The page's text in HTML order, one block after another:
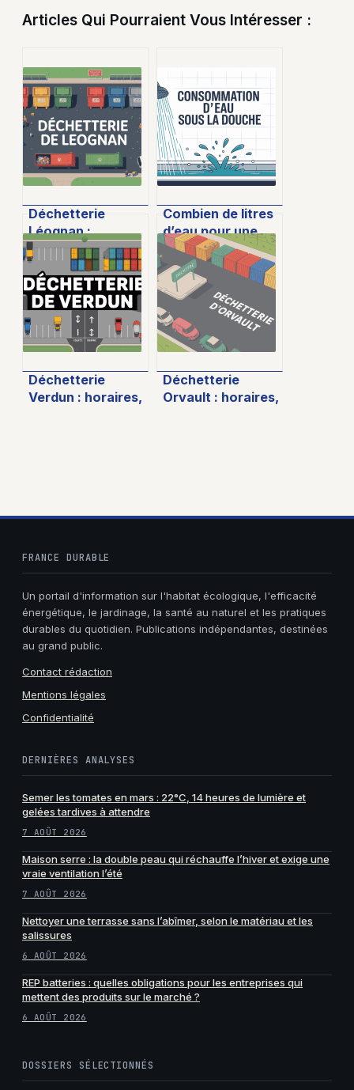
Articles Qui Pourraient Vous Intéresser :
Déchetterie
Léognan :
horaires, accès,
déchets
acceptés,
conseils pratiques
Combien de litres
d’eau pour une
douche : chiffres
essentiels et
astuces pour
réduire sa
consommation
Déchetterie
Verdun : horaires,
Déchetterie
Orvault : horaires,
FRANCE DURABLE
Un portail d'information sur l'habitat écologique, l'efficacité
énergétique, le jardinage, la santé au naturel et les pratiques
durables du quotidien. Publications indépendantes, destinées
au grand public.
Contact rédaction
Mentions légales
Confidentialité
DERNIÈRES ANALYSES
Semer les tomates en mars : 22°C, 14 heures de lumière et
gelées tardives à attendre
7 AOÛT 2026
Maison serre : la double peau qui réchauffe l’hiver et exige une
vraie ventilation l’été
7 AOÛT 2026
Nettoyer une terrasse sans l’abîmer, selon le matériau et les
salissures
6 AOÛT 2026
REP batteries : quelles obligations pour les entreprises qui
mettent des produits sur le marché ?
6 AOÛT 2026
DOSSIERS SÉLECTIONNÉS